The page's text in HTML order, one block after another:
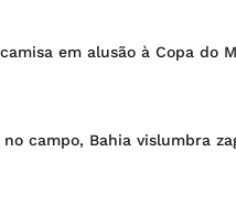
em alusão à Copa do
campo, Bahia vislumbra